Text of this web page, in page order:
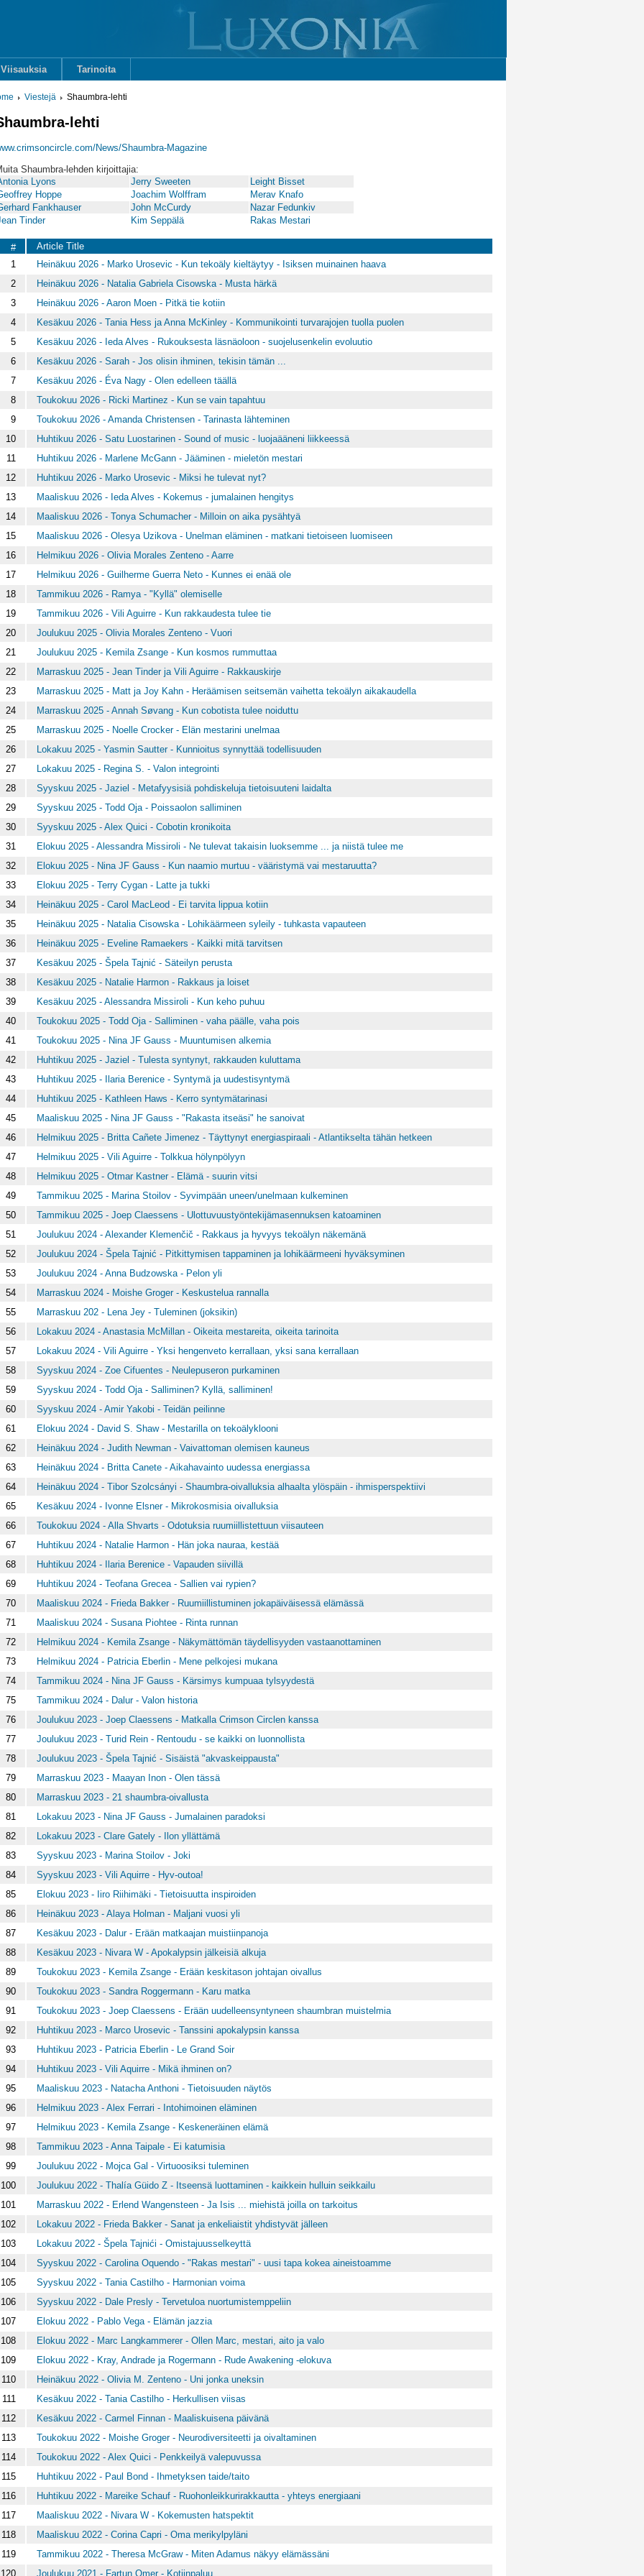
Viisauksia Tarinoita
Viestejä Shaumbra-lehti
lehti
News/Shaumbra-Magazine
Shaumbra-lehden kirjoittajia:
Lyons
Jerry Sweeten
Leight Bisset
Hoppe
Joachim Wolffram
Merav Knafo
Fankhauser
John McCurdy
Nazar Fedunkiv
Tinder
Kim Seppälä Rakas Mestari
#
Article Title
1
Heinäkuu 2026 - Marko Urosevic - Kun tekoäly kieltäytyy - Isiksen muinainen haava
2
Heinäkuu 2026 - Natalia Gabriela Cisowska - Musta härkä
3
Heinäkuu 2026 - Aaron Moen - Pitkä tie kotiin
4
Kesäkuu 2026 - Tania Hess ja Anna McKinley - Kommunikointi turvarajojen tuolla puolen
5
Kesäkuu 2026 - Ieda Alves - Rukouksesta läsnäoloon - suojelusenkelin evoluutio
6
Kesäkuu 2026 - Sarah - Jos olisin ihminen, tekisin tämän ...
7
Kesäkuu 2026 - Éva Nagy - Olen edelleen täällä
8
Toukokuu 2026 - Ricki Martinez - Kun se vain tapahtuu
9
Toukokuu 2026 - Amanda Christensen - Tarinasta lähteminen
10
Huhtikuu 2026 - Satu Luostarinen - Sound of music - luojaääneni liikkeessä
11
Huhtikuu 2026 - Marlene McGann - Jääminen - mieletön mestari
12
Huhtikuu 2026 - Marko Urosevic - Miksi he tulevat nyt?
13
Maaliskuu 2026 - Ieda Alves - Kokemus - jumalainen hengitys
14
Maaliskuu 2026 - Tonya Schumacher - Milloin on aika pysähtyä
15
Maaliskuu 2026 - Olesya Uzikova - Unelman eläminen - matkani tietoiseen luomiseen
16
Helmikuu 2026 - Olivia Morales Zenteno - Aarre
17
Helmikuu 2026 - Guilherme Guerra Neto - Kunnes ei enää ole
18
Tammikuu 2026 - Ramya - "Kyllä" olemiselle
19
Tammikuu 2026 - Vili Aguirre - Kun rakkaudesta tulee tie
20
Joulukuu 2025 - Olivia Morales Zenteno - Vuori
21
Joulukuu 2025 - Kemila Zsange - Kun kosmos rummuttaa
22
Marraskuu 2025 - Jean Tinder ja Vili Aguirre - Rakkauskirje
23
Marraskuu 2025 - Matt ja Joy Kahn - Heräämisen seitsemän vaihetta tekoälyn aikakaudella
24
Marraskuu 2025 - Annah Søvang - Kun cobotista tulee noiduttu
25
Marraskuu 2025 - Noelle Crocker - Elän mestarini unelmaa
26
Lokakuu 2025 - Yasmin Sautter - Kunnioitus synnyttää todellisuuden
27
Lokakuu 2025 - Regina S. - Valon integrointi
28
Syyskuu 2025 - Jaziel - Metafyysisiä pohdiskeluja tietoisuuteni laidalta
29
Syyskuu 2025 - Todd Oja - Poissaolon salliminen
30
Syyskuu 2025 - Alex Quici - Cobotin kronikoita
31
Elokuu 2025 - Alessandra Missiroli - Ne tulevat takaisin luoksemme ... ja niistä tulee me
32
Elokuu 2025 - Nina JF Gauss - Kun naamio murtuu - vääristymä vai mestaruutta?
33
Elokuu 2025 - Terry Cygan - Latte ja tukki
34
Heinäkuu 2025 - Carol MacLeod - Ei tarvita lippua kotiin
35
Heinäkuu 2025 - Natalia Cisowska - Lohikäärmeen syleily - tuhkasta vapauteen
36
Heinäkuu 2025 - Eveline Ramaekers - Kaikki mitä tarvitsen
37
Kesäkuu 2025 - Špela Tajnić - Säteilyn perusta
38
Kesäkuu 2025 - Natalie Harmon - Rakkaus ja loiset
39
Kesäkuu 2025 - Alessandra Missiroli - Kun keho puhuu
40
Toukokuu 2025 - Todd Oja - Salliminen - vaha päälle, vaha pois
41
Toukokuu 2025 - Nina JF Gauss - Muuntumisen alkemia
42
Huhtikuu 2025 - Jaziel - Tulesta syntynyt, rakkauden kuluttama
43
Huhtikuu 2025 - Ilaria Berenice - Syntymä ja uudestisyntymä
44
Huhtikuu 2025 - Kathleen Haws - Kerro syntymätarinasi
45
Maaliskuu 2025 - Nina JF Gauss - "Rakasta itseäsi" he sanoivat
46
Helmikuu 2025 - Britta Cañete Jimenez - Täyttynyt energiaspiraali - Atlantikselta tähän hetkeen
47
Helmikuu 2025 - Vili Aguirre - Tolkkua hölynpölyyn
48
Helmikuu 2025 - Otmar Kastner - Elämä - suurin vitsi
49
Tammikuu 2025 - Marina Stoilov - Syvimpään uneen/unelmaan kulkeminen
50
Tammikuu 2025 - Joep Claessens - Ulottuvuustyöntekijämasennuksen katoaminen
51
Joulukuu 2024 - Alexander Klemenčič - Rakkaus ja hyvyys tekoälyn näkemänä
52
Joulukuu 2024 - Špela Tajnić - Pitkittymisen tappaminen ja lohikäärmeeni hyväksyminen
53
Joulukuu 2024 - Anna Budzowska - Pelon yli
54
Marraskuu 2024 - Moishe Groger - Keskustelua rannalla
55
Marraskuu 202 - Lena Jey - Tuleminen (joksikin)
56
Lokakuu 2024 - Anastasia McMillan - Oikeita mestareita, oikeita tarinoita
57
Lokakuu 2024 - Vili Aguirre - Yksi hengenveto kerrallaan, yksi sana kerrallaan
58
Syyskuu 2024 - Zoe Cifuentes - Neulepuseron purkaminen
59
Syyskuu 2024 - Todd Oja - Salliminen? Kyllä, salliminen!
60
Syyskuu 2024 - Amir Yakobi - Teidän peilinne
61
Elokuu 2024 - David S. Shaw - Mestarilla on tekoälyklooni
62
Heinäkuu 2024 - Judith Newman - Vaivattoman olemisen kauneus
63
Heinäkuu 2024 - Britta Canete - Aikahavainto uudessa energiassa
64
Heinäkuu 2024 - Tibor Szolcsányi - Shaumbra-oivalluksia alhaalta ylöspäin - ihmisperspektiivi
65
Kesäkuu 2024 - Ivonne Elsner - Mikrokosmisia oivalluksia
66
Toukokuu 2024 - Alla Shvarts - Odotuksia ruumiillistettuun viisauteen
67
Huhtikuu 2024 - Natalie Harmon - Hän joka nauraa, kestää
68
Huhtikuu 2024 - Ilaria Berenice - Vapauden siivillä
69
Huhtikuu 2024 - Teofana Grecea - Sallien vai rypien?
70
Maaliskuu 2024 - Frieda Bakker - Ruumiillistuminen jokapäiväisessä elämässä
71
Maaliskuu 2024 - Susana Piohtee - Rinta runnan
72
Helmikuu 2024 - Kemila Zsange - Näkymättömän täydellisyyden vastaanottaminen
73
Helmikuu 2024 - Patricia Eberlin - Mene pelkojesi mukana
74
Tammikuu 2024 - Nina JF Gauss - Kärsimys kumpuaa tylsyydestä
75
Tammikuu 2024 - Dalur - Valon historia
76
Joulukuu 2023 - Joep Claessens - Matkalla Crimson Circlen kanssa
77
Joulukuu 2023 - Turid Rein - Rentoudu - se kaikki on luonnollista
78
Joulukuu 2023 - Špela Tajnić - Sisäistä "akvaskeippausta"
79
Marraskuu 2023 - Maayan Inon - Olen tässä
80
Marraskuu 2023 - 21 shaumbra-oivallusta
81
Lokakuu 2023 - Nina JF Gauss - Jumalainen paradoksi
82
Lokakuu 2023 - Clare Gately - Ilon yllättämä
83
Syyskuu 2023 - Marina Stoilov - Joki
84
Syyskuu 2023 - Vili Aquirre - Hyv-outoa!
85
Elokuu 2023 - Iiro Riihimäki - Tietoisuutta inspiroiden
86
Heinäkuu 2023 - Alaya Holman - Maljani vuosi yli
87
Kesäkuu 2023 - Dalur - Erään matkaajan muistiinpanoja
88
Kesäkuu 2023 - Nivara W - Apokalypsin jälkeisiä alkuja
89
Toukokuu 2023 - Kemila Zsange - Erään keskitason johtajan oivallus
90
Toukokuu 2023 - Sandra Roggermann - Karu matka
91
Toukokuu 2023 - Joep Claessens - Erään uudelleensyntyneen shaumbran muistelmia
92
Huhtikuu 2023 - Marco Urosevic - Tanssini apokalypsin kanssa
93
Huhtikuu 2023 - Patricia Eberlin - Le Grand Soir
94
Huhtikuu 2023 - Vili Aquirre - Mikä ihminen on?
95
Maaliskuu 2023 - Natacha Anthoni - Tietoisuuden näytös
96
Helmikuu 2023 - Alex Ferrari - Intohimoinen eläminen
97
Helmikuu 2023 - Kemila Zsange - Keskeneräinen elämä
98
Tammikuu 2023 - Anna Taipale - Ei katumisia
99
Joulukuu 2022 - Mojca Gal - Virtuoosiksi tuleminen
100
Joulukuu 2022 - Thalía Güido Z - Itseensä luottaminen - kaikkein hulluin seikkailu
101
Marraskuu 2022 - Erlend Wangensteen - Ja Isis ... miehistä joilla on tarkoitus
102
Lokakuu 2022 - Frieda Bakker - Sanat ja enkeliaistit yhdistyvät jälleen
103
Lokakuu 2022 - Špela Tajnići - Omistajuusselkeyttä
104
Syyskuu 2022 - Carolina Oquendo - "Rakas mestari" - uusi tapa kokea aineistoamme
105
Syyskuu 2022 - Tania Castilho - Harmonian voima
106
Syyskuu 2022 - Dale Presly - Tervetuloa nuortumistemppeliin
107
Elokuu 2022 - Pablo Vega - Elämän jazzia
108
Elokuu 2022 - Marc Langkammerer - Ollen Marc, mestari, aito ja valo
109
Elokuu 2022 - Kray, Andrade ja Rogermann - Rude Awakening -elokuva
110
Heinäkuu 2022 - Olivia M. Zenteno - Uni jonka uneksin
111
Kesäkuu 2022 - Tania Castilho - Herkullisen viisas
112
Kesäkuu 2022 - Carmel Finnan - Maaliskuisena päivänä
113
Toukokuu 2022 - Moishe Groger - Neurodiversiteetti ja oivaltaminen
114
Toukokuu 2022 - Alex Quici - Penkkeilyä valepuvussa
115
Huhtikuu 2022 - Paul Bond - Ihmetyksen taide/taito
116
Huhtikuu 2022 - Mareike Schauf - Ruohonleikkurirakkautta - yhteys energiaani
117
Maaliskuu 2022 - Nivara W - Kokemusten hatspektit
118
Maaliskuu 2022 - Corina Capri - Oma merikylpyläni
119
Tammikuu 2022 - Theresa McGraw - Miten Adamus näkyy elämässäni
120
Joulukuu 2021 - Fartun Omer - Kotiinpaluu